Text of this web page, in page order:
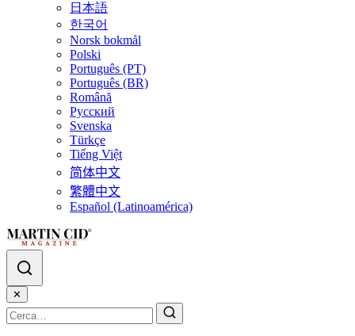
日本語
한국어
Norsk bokmål
Polski
Português (PT)
Português (BR)
Română
Русский
Svenska
Türkçe
Tiếng Việt
简体中文
繁體中文
Español (Latinoamérica)
✕